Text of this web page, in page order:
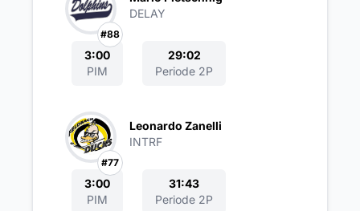
#88
DELAY
3:00
PIM
29:02
Periode 2P
#77
Leonardo Zanelli
INTRF
3:00
PIM
31:43
Periode 2P